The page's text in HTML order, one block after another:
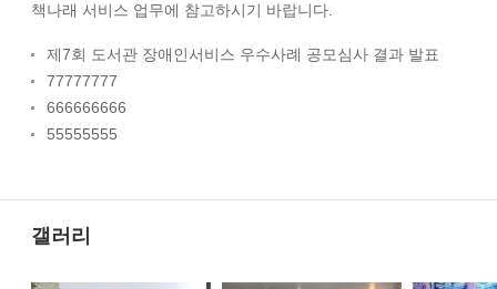
책나래 서비스 업무에 참고하시기 바랍니다.
제7회 도서관 장애인서비스 우수사례 공모심사 결과 발표
77777777
666666666
55555555
갤러리